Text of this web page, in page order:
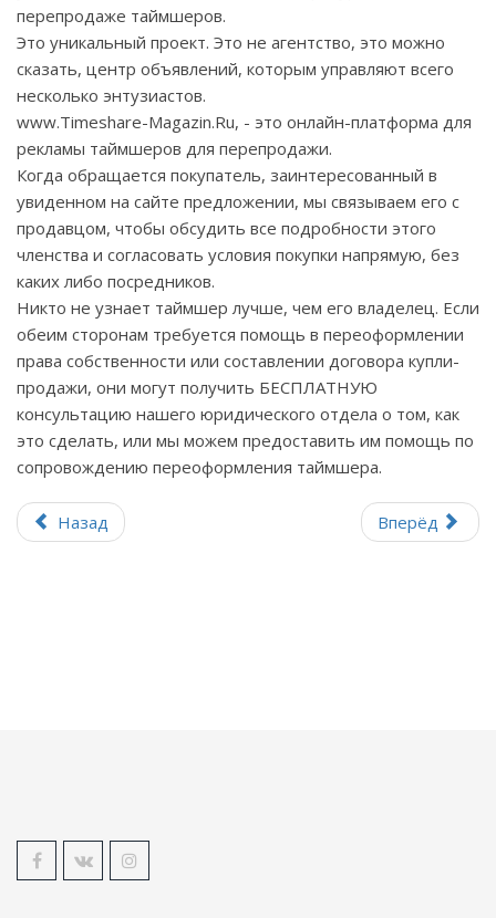
перепродаже таймшеров.
Это уникальный проект. Это не агентство, это можно
сказать, центр объявлений, которым управляют всего
несколько энтузиастов.
www.Timeshare-Magazin.Ru, - это онлайн-платформа для
рекламы таймшеров для перепродажи.
Когда обращается покупатель, заинтересованный в
увиденном на сайте предложении, мы связываем его с
продавцом, чтобы обсудить все подробности этого
членства и согласовать условия покупки напрямую, без
каких либо посредников.
Никто не узнает таймшер лучше, чем его владелец. Если
обеим сторонам требуется помощь в переоформлении
права собственности или составлении договора купли-
продажи, они могут получить БЕСПЛАТНУЮ
консультацию нашего юридического отдела о том, как
это сделать, или мы можем предоставить им помощь по
сопровождению переоформления таймшера.
Назад Вперёд